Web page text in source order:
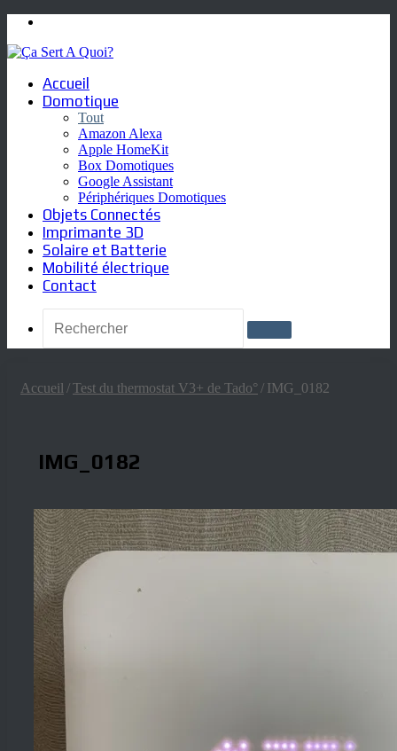
Accueil
Domotique
Tout
Amazon Alexa
Apple HomeKit
Box Domotiques
Google Assistant
Périphériques Domotiques
Objets Connectés
Imprimante 3D
Solaire et Batterie
Mobilité électrique
Contact
Rechercher
Accueil /Test du thermostat V3+ de Tado°/ IMG_0182
IMG_0182